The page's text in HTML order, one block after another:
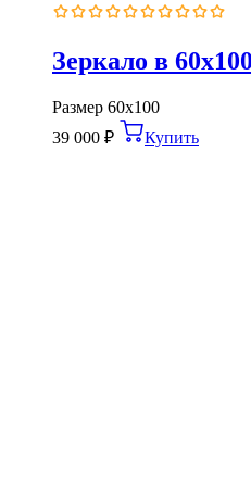
из
5
Зеркало в
Размер 60х100
39 000 ₽ Купить